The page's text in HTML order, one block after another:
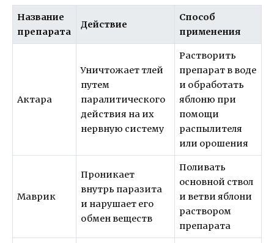
Название
препарата
Действие
Способ
применения
Актара
Уничтожает тлей
путем
паралитического
действия на их
нервную систему
Растворить
препарат в воде
и обработать
яблоню при
помощи
распылителя
или орошения
Маврик
Проникает
внутрь паразита
и нарушает его
обмен веществ
Поливать
основной ствол
и ветви яблони
раствором
препарата